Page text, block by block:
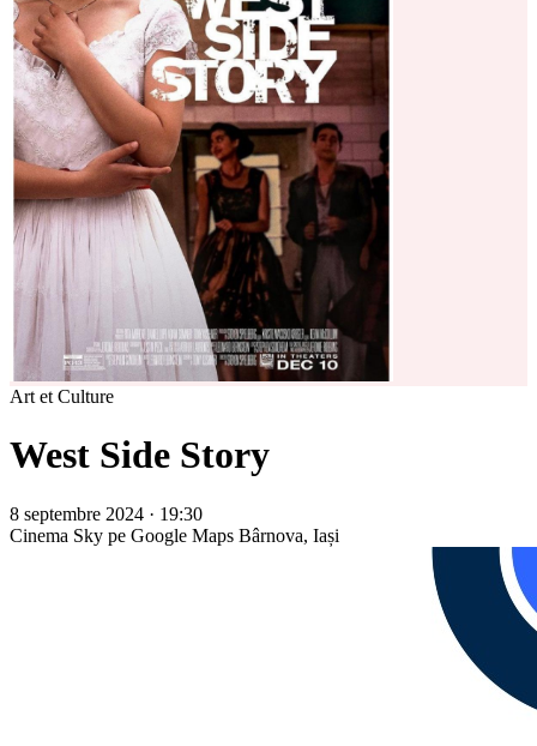
Art et Culture
West Side Story
8 septembre 2024 · 19:30
Cinema Sky pe Google Maps Bârnova, Iași